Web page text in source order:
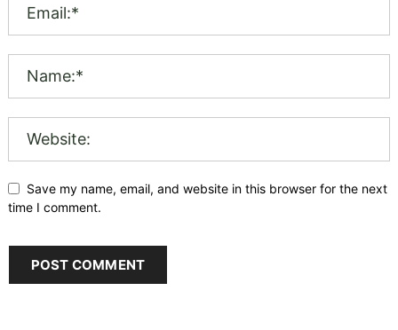
Save my name, email, and website in this browser for the next
time I comment.